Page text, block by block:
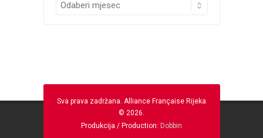
Sva prava zadržana. Alliance Française Rijeka
© 2026.
Produkcija / Production: Dobbin